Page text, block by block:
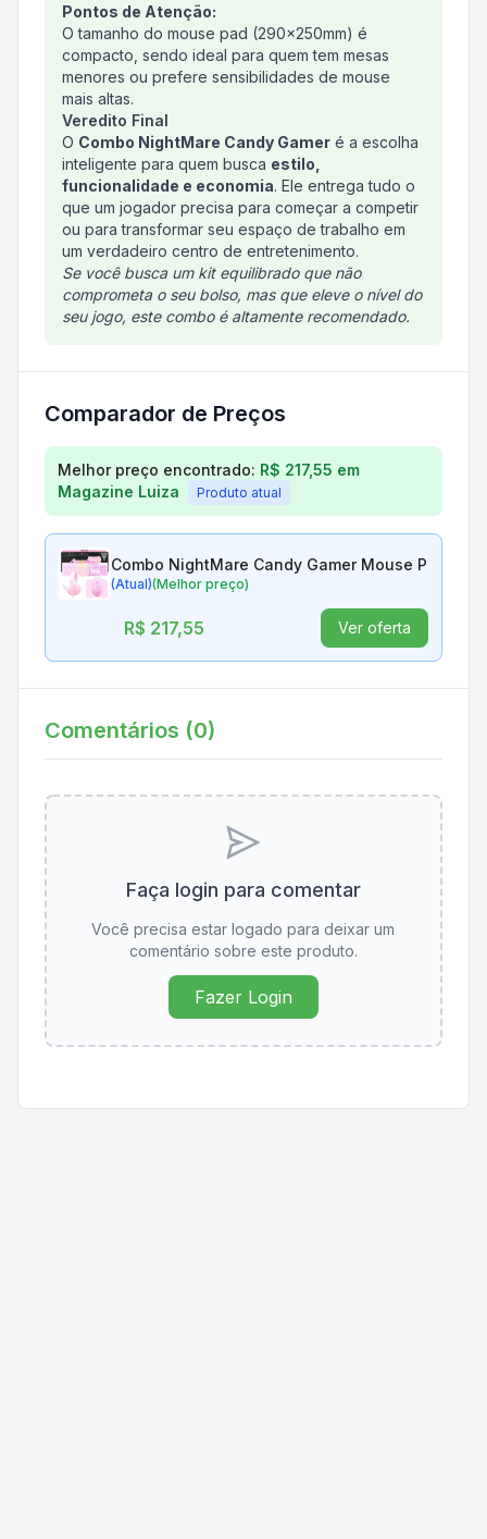
Pontos de Atenção:
O tamanho do mouse pad (290x250mm) é
compacto, sendo ideal para quem tem mesas
menores ou prefere sensibilidades de mouse
mais altas.
Veredito Final
O Combo NightMare Candy Gamer é a escolha
inteligente para quem busca estilo,
funcionalidade e economia. Ele entrega tudo o
que um jogador precisa para começar a competir
ou para transformar seu espaço de trabalho em
um verdadeiro centro de entretenimento.
Se você busca um kit equilibrado que não
comprometa o seu bolso, mas que eleve o nível do
seu jogo, este combo é altamente recomendado.
Comparador de Preços
Comparação de preços para Combo NightMare
Melhor preço encontrado: R$ 217,55 em
Magazine Luiza
Produto atual
(Atual)(Melhor preço)
R$ 217,55 Ver oferta
Comentários (0)
Faça login para comentar
Você precisa estar logado para deixar um
comentário sobre este produto.
Fazer Login